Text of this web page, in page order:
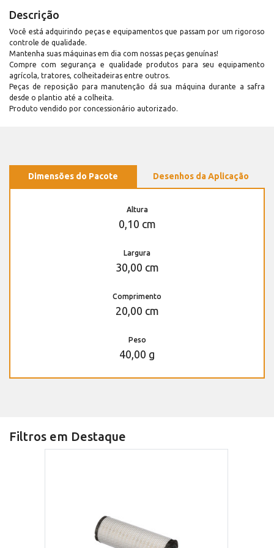
Descrição
Você está adquirindo peças e equipamentos que passam por um rigoroso
controle de qualidade.
Mantenha suas máquinas em dia com nossas peças genuínas!
Compre com segurança e qualidade produtos para seu equipamento
agrícola, tratores, colheitadeiras entre outros.
Peças de reposição para manutenção dá sua máquina durante a safra
desde o plantio até a colheita.
Produto vendido por concessionário autorizado.
Dimensões do Pacote Desenhos da Aplicação
Altura
0,10 cm
Largura
30,00 cm
Comprimento
20,00 cm
Peso
40,00 g
Filtros em Destaque